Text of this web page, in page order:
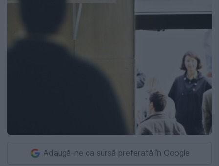
Adaugă-ne ca sursă preferată în Google